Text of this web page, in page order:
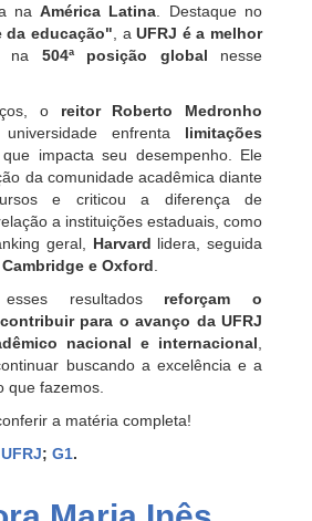
naAmérica Latina . Destaque no
da educação" , aUFRJ é a melhor
na 504ª posição global nesse
o reitor Roberto Medronho
enfrenta limitações
que impacta seu desempenho. Ele
da comunidade acadêmica diante
e criticou a diferença de
a instituições estaduais, como
geral, Harvard lidera, seguida
e Oxford
resultados reforçam o
para o avanço da UFRJ
nacional e internacional
buscando a excelência e a
que fazemos.
a matéria completa!
; G1.